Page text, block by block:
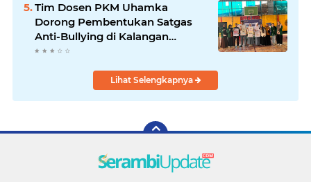
Tim Dosen PKM Uhamka
Dorong Pembentukan Satgas
Anti-Bullying di Kalangan
Remaja
Lihat Selengkapnya